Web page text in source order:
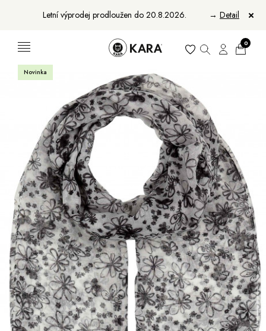
Letní výprodej prodloužen do 20.8.2026. → Detail
Bundy, kabáty a vesty
Sukne, vesty a košele
Kabelky a batohy
Peňaženky
Opasky
Šály a šatky
Manikúry
Muži
Bundy, kabáty a vesty
Aktovky, tašky a batohy
Peňaženky
Opasky
Manikúry
Šály
Kufre -21 % Predajne Služby
Kara klub
Darčekové poukazy
Extra výhodné
Zľavy
0
Novinka